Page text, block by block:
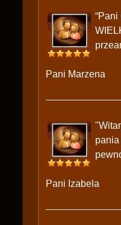
Pani Marzena
Pani Izabela